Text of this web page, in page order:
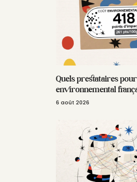
Quels prestataires
environnemental
6 août 2026